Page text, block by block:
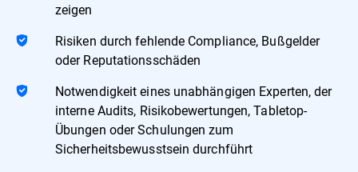
zeigen
Risiken durch fehlende Compliance, Bußgelder
oder Reputationsschäden
Notwendigkeit eines unabhängigen Experten, der
interne Audits, Risikobewertungen, Tabletop-
Übungen oder Schulungen zum
Sicherheitsbewusstsein durchführt